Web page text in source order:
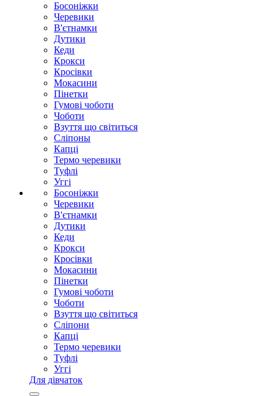
Босоніжки
Черевики
В'єтнамки
Дутики
Кеди
Крокси
Кросівки
Мокасини
Пінетки
Гумові чоботи
Чоботи
Взуття що світиться
Сліпоны
Капці
Термо черевики
Туфлі
Уггі
Босоніжки
Черевики
В'єтнамки
Дутики
Кеди
Крокси
Кросівки
Мокасини
Пінетки
Гумові чоботи
Чоботи
Взуття що світиться
Сліпони
Капці
Термо черевики
Туфлі
Уггі
Для дівчаток